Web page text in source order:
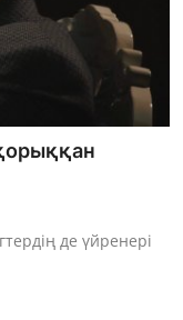
де үйренері